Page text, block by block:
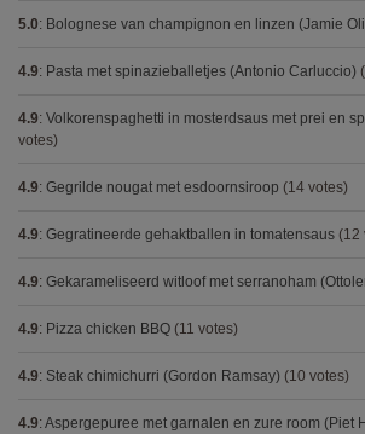
5.0: Bolognese van champignon en linzen (Jamie
4.9: Pasta met spinazieballetjes (Antonio Carluccio)
4.9: Volkorenspaghetti in mosterdsaus met prei en
votes)
4.9: Gegrilde nougat met esdoornsiroop (14 votes)
4.9: Gegratineerde gehaktballen in tomatensaus (12
4.9: Gekarameliseerd witloof met serranoham
4.9: Pizza chicken BBQ (11 votes)
4.9: Steak chimichurri (Gordon Ramsay) (10 votes)
4.9: Aspergepuree met garnalen en zure room (Piet